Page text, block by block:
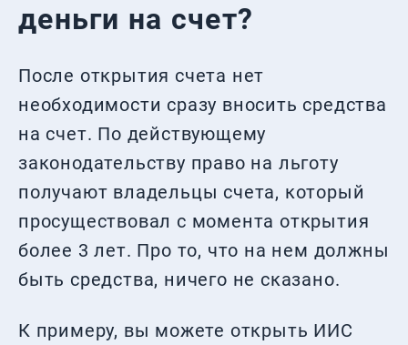
деньги на счет?
После открытия счета нет
необходимости сразу вносить средства
на счет. По действующему
законодательству право на льготу
получают владельцы счета, который
просуществовал с момента открытия
более 3 лет. Про то, что на нем должны
быть средства, ничего не сказано.
К примеру, вы можете открыть ИИС